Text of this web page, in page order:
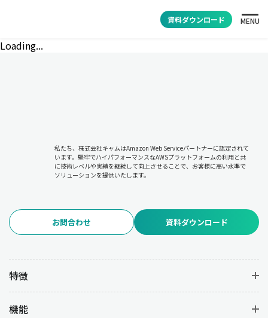
資料ダウンロード MENU
Loading...
私たち、株式会社キャムはAmazon Web Serviceパートナーに認定されて
います。堅牢でハイパフォーマンスなAWSプラットフォームの利用と共
に技術レベルや実績を継続して向上させることで、お客様に高い水準で
ソリューションを提供いたします。
お問合わせ 資料ダウンロード
特徴
機能